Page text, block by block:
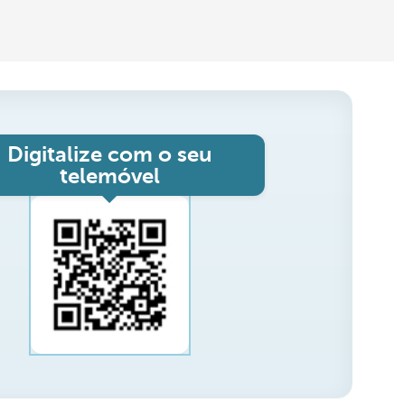
Digitalize com o seu
telemóvel